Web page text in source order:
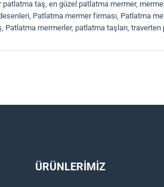
patlatma taş en güzel patlatma mermer,
Patlatma mermer firması Patlatma
Patlatma mermerler, patlatma taşları traverten
ÜRÜNLERİMİZ